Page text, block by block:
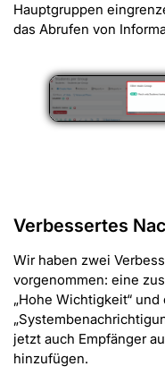
Hauptgruppen
das Abrufen von
Verbessertes
Wir haben zwei
vorgenommen: eine
„Hohe Wichtigkeit“
jetzt auch Empfänger
hinzufügen.